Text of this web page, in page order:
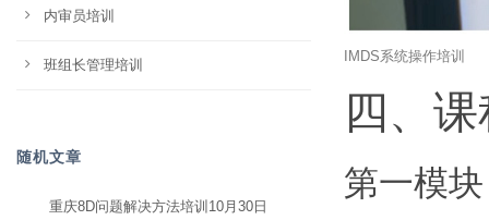
IMDS系统操作培训
四、
第一模
内审员培训
班组长管理培训
随机文章
重庆8D问题解决方法培训10月30日